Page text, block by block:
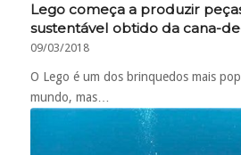
Lego começa a produzir
sustentável obtido da cana-
09/03/2018
O Lego é um dos brinquedos mais
mundo, mas…